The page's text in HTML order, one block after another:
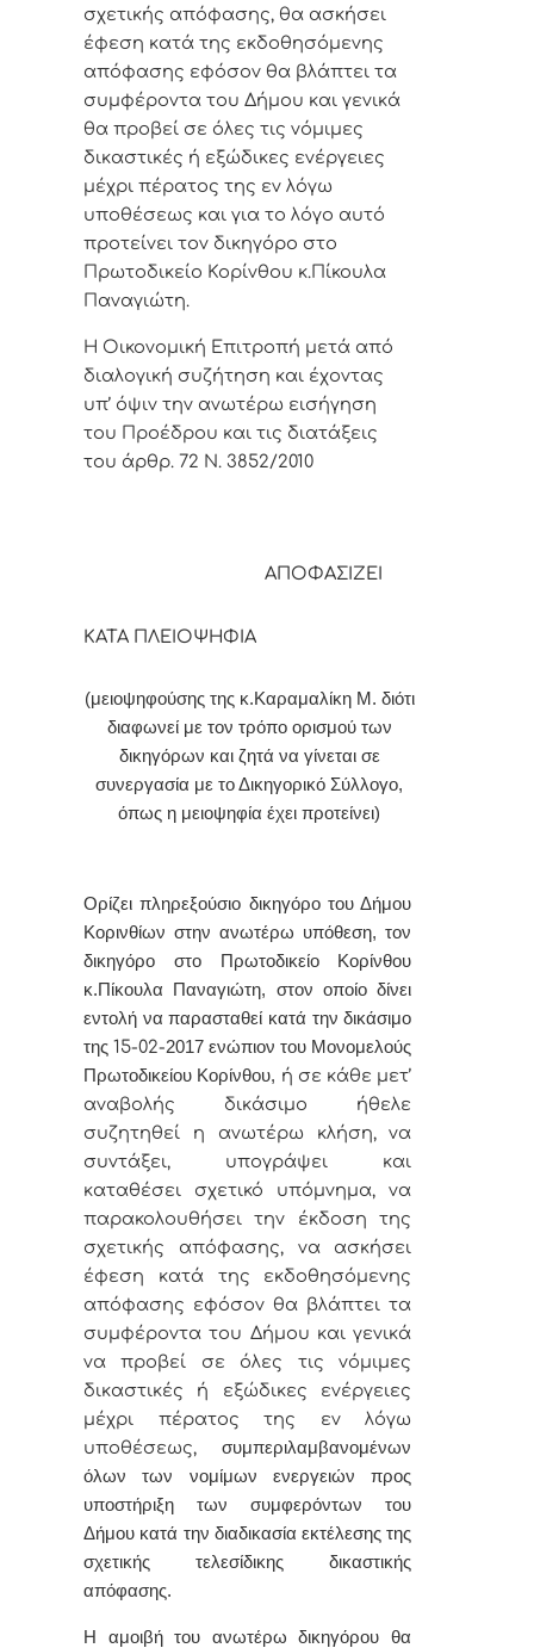
σχετικής απόφασης, θα ασκήσει
έφεση κατά της εκδοθησόμενης
απόφασης εφόσον θα βλάπτει τα
συμφέροντα του Δήμου και γενικά
θα προβεί σε όλες τις νόμιμες
δικαστικές ή εξώδικες ενέργειες
μέχρι πέρατος της εν λόγω
υποθέσεως και για το λόγο αυτό
προτείνει τον δικηγόρο στο
Πρωτοδικείο Κορίνθου κ.Πίκουλα
Παναγιώτη.
Η Οικονομική Επιτροπή μετά από
διαλογική συζήτηση και έχοντας
υπ’ όψιν την ανωτέρω εισήγηση
του Προέδρου και τις διατάξεις
του άρθρ. 72 Ν. 3852/2010
ΑΠΟΦΑΣΙΖΕΙ
ΚΑΤΑ ΠΛΕΙΟΨΗΦΙΑ
(μειοψηφούσης της κ.Καραμαλίκη Μ. διότι
διαφωνεί με τον τρόπο ορισμού των
δικηγόρων και ζητά να γίνεται σε
συνεργασία με το Δικηγορικό Σύλλογο,
όπως η μειοψηφία έχει προτείνει)
Ορίζει πληρεξούσιο δικηγόρο του Δήμου
Κορινθίων στην ανωτέρω υπόθεση, τον
δικηγόρο στο Πρωτοδικείο Κορίνθου
κ.Πίκουλα Παναγιώτη, στον οποίο δίνει
εντολή να παρασταθεί κατά την δικάσιμο
της 15-02-2017 ενώπιον του Μονομελούς
Πρωτοδικείου Κορίνθου, ή σε κάθε μετ’
αναβολής δικάσιμο ήθελε
συζητηθεί η ανωτέρω κλήση, να
συντάξει, υπογράψει και
καταθέσει σχετικό υπόμνημα, να
παρακολουθήσει την έκδοση της
σχετικής απόφασης, να ασκήσει
έφεση κατά της εκδοθησόμενης
απόφασης εφόσον θα βλάπτει τα
συμφέροντα του Δήμου και γενικά
να προβεί σε όλες τις νόμιμες
δικαστικές ή εξώδικες ενέργειες
μέχρι πέρατος της εν λόγω
υποθέσεως,συμπεριλαμβανομένων
όλων των νομίμων ενεργειών προς
υποστήριξη των συμφερόντων του
Δήμου κατά την διαδικασία εκτέλεσης της
σχετικής τελεσίδικης δικαστικής
απόφασης.
Η αμοιβή του ανωτέρω δικηγόρου θα